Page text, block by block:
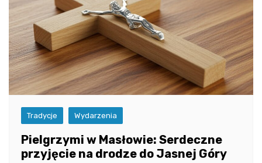
Tradycje Wydarzenia
Pielgrzymi w Masłowie: Serdeczne
przyjęcie na drodze do Jasnej Góry